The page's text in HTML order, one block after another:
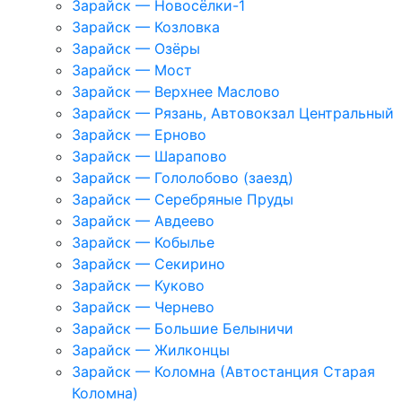
Зарайск — Новосёлки-1
Зарайск — Козловка
Зарайск — Озёры
Зарайск — Мост
Зарайск — Верхнее Маслово
Зарайск — Рязань, Автовокзал Центральный
Зарайск — Ерново
Зарайск — Шарапово
Зарайск — Гололобово (заезд)
Зарайск — Серебряные Пруды
Зарайск — Авдеево
Зарайск — Кобылье
Зарайск — Секирино
Зарайск — Куково
Зарайск — Чернево
Зарайск — Большие Белыничи
Зарайск — Жилконцы
Зарайск — Коломна (Автостанция Старая
Коломна)